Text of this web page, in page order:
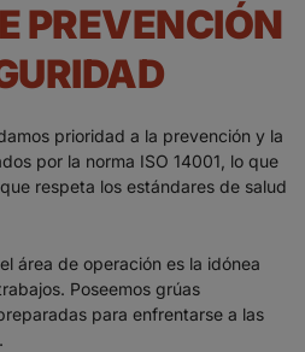
PREVENCIÓN
prioridad a la prevención y la
por la norma ISO 14001, lo que
respeta los estándares de salud
área de operación es la idónea
Poseemos grúas
para enfrentarse a las